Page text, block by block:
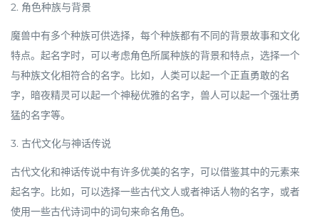
2. 角色种族与背景
魔兽中有多个种族可供选择，每个种族都有不同的背景故事和文化
特点。起名字时，可以考虑角色所属种族的背景和特点，选择一个
与种族文化相符合的名字。比如，人类可以起一个正直勇敢的名
字，暗夜精灵可以起一个神秘优雅的名字，兽人可以起一个强壮勇
猛的名字等。
3. 古代文化与神话传说
古代文化和神话传说中有许多优美的名字，可以借鉴其中的元素来
起名字。比如，可以选择一些古代文人或者神话人物的名字，或者
使用一些古代诗词中的词句来命名角色。